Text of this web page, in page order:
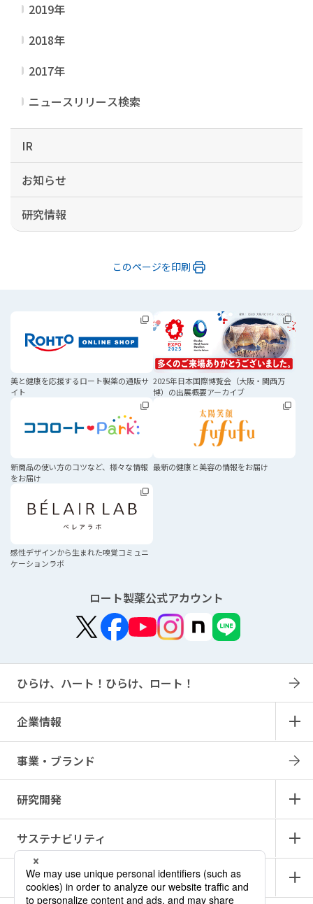
2019年
2018年
2017年
ニュースリリース検索
IR
お知らせ
研究情報
このページを印刷
美と健康を応援するロート製薬の通販サ
イト
2025年日本国際博覧会 （大阪・関西万
博）の出展概要アーカイブ
新商品の使い方のコツなど、 様々な情報
をお届け
最新の健康と美容の情報をお届け
感性デザインから生まれた嗅覚コミュニ
ケーションラボ
ロート製薬公式アカウント
ひらけ、ハート！ひらけ、ロート！
企業情報
事業・ブランド
研究開発
サステナビリティ
IR情報